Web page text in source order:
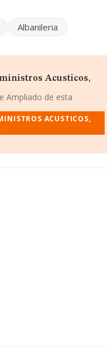
Limitada
Madrid.
de euros y se
compañías. En relación
INFORMA constan
de euros. Para aportar
de empleados de las
es de 21 años.
Albanileria
Acusticos,
Ampliado de esta
ACUSTICOS,